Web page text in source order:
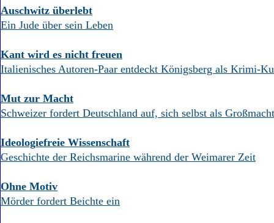
Auschwitz überlebt
Ein Jude über sein Leben
Kant wird es nicht freuen
Italienisches Autoren-Paar entdeckt Königsberg als Krimi-
Mut zur Macht
Schweizer fordert Deutschland auf, sich selbst als
Ideologiefreie Wissenschaft
Geschichte der Reichsmarine während der Weimarer Zeit
Ohne Motiv
Mörder fordert Beichte ein